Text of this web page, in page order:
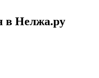
в Нелжа.ру